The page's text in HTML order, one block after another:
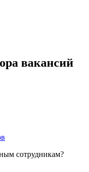
вакансий
сотрудникам?